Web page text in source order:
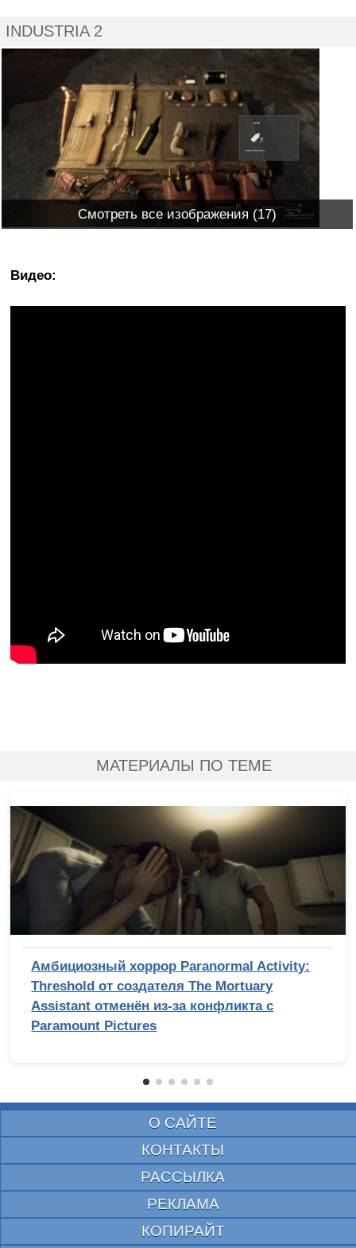
INDUSTRIA 2
Смотреть все изображения (17)
Видео:
МАТЕРИАЛЫ ПО ТЕМЕ
Амбициозный хоррор Paranormal Activity:
Threshold от создателя The Mortuary
Assistant отменён из-за конфликта с
Paramount Pictures
О САЙТЕ
КОНТАКТЫ
РАССЫЛКА
РЕКЛАМА
КОПИРАЙТ